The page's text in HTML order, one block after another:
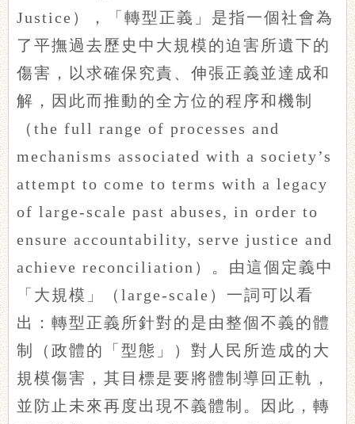
Justice），「轉型正義」是指一個社會為
了平撫過去歷史中大規模的迫害所遺下的
傷害，以求確保究責、伸張正義並達成和
解，因此而推動的全方位的程序和機制
（the full range of processes and
mechanisms associated with a society’s
attempt to come to terms with a legacy
of large-scale past abuses, in order to
ensure accountability, serve justice and
achieve reconciliation）。由這個定義中
「大規模」（large-scale）一詞可以看
出：轉型正義所針對的是由整個不義的體
制（政體的「型態」）對人民所造成的大
規模傷害，其目標是要將體制導回正軌，
並防止未來再度出現不義體制。因此，轉